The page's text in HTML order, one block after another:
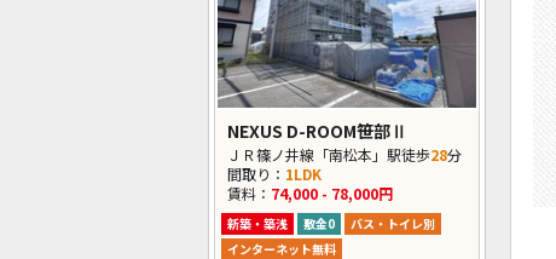
NEXUS D-ROOM笹部Ⅱ
ＪＲ篠ノ井線「南松本」駅徒歩28分
間取り： 1LDK
賃料： 74,000 - 78,000円
新築・築浅 敷金0
バス・トイレ別
インターネット無料